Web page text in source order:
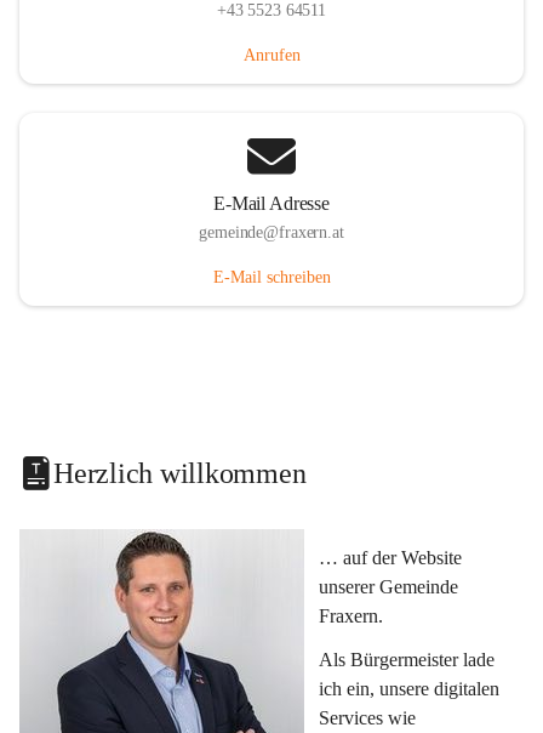
+43 5523 64511
Anrufen
E-Mail Adresse
gemeinde@fraxern.at
E-Mail schreiben
Herzlich willkommen
… auf der Website
unserer Gemeinde
Fraxern.
Als Bürgermeister lade
ich ein, unsere digitalen
Services wie